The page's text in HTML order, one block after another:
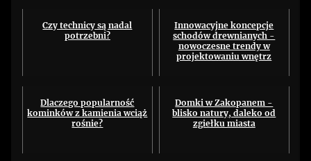
Czy technicy są nadal
potrzebni?
Innowacyjne koncepcje
schodów drewnianych -
nowoczesne trendy w
projektowaniu wnętrz
Dlaczego popularność
kominków z kamienia wciąż
rośnie?
Domki w Zakopanem -
blisko natury, daleko od
zgiełku miasta